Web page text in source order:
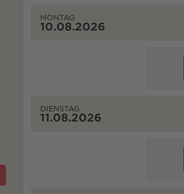
MONTAG
10.08.2026
DIENSTAG
11.08.2026